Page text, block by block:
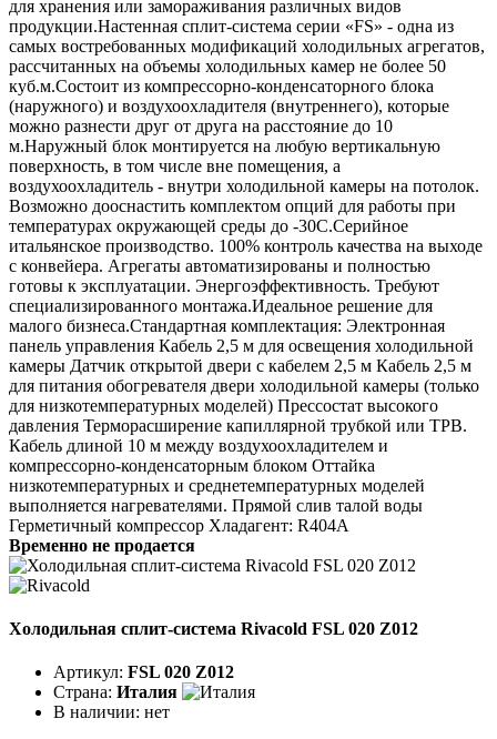
для хранения или замораживания различных видов
продукции.Настенная сплит-система серии «FS» - одна из
самых востребованных модификаций холодильных агрегатов,
рассчитанных на объемы холодильных камер не более 50
куб.м.Состоит из компрессорно-конденсаторного блока
(наружного) и воздухоохладителя (внутреннего), которые
можно разнести друг от друга на расстояние до 10
м.Наружный блок монтируется на любую вертикальную
поверхность, в том числе вне помещения, а
воздухоохладитель - внутри холодильной камеры на потолок.
Возможно дооснастить комплектом опций для работы при
температурах окружающей среды до -30С.Серийное
итальянское производство. 100% контроль качества на выходе
с конвейера. Агрегаты автоматизированы и полностью
готовы к эксплуатации. Энергоэффективность. Требуют
специализированного монтажа.Идеальное решение для
малого бизнеса.Стандартная комплектация: Электронная
панель управления Кабель 2,5 м для освещения холодильной
камеры Датчик открытой двери с кабелем 2,5 м Кабель 2,5 м
для питания обогревателя двери холодильной камеры (только
для низкотемпературных моделей) Прессостат высокого
давления Терморасширение капиллярной трубкой или ТРВ.
Кабель длиной 10 м между воздухоохладителем и
компрессорно-конденсаторным блоком Оттайка
низкотемпературных и среднетемпературных моделей
выполняется нагревателями. Прямой слив талой воды
Герметичный компрессор Хладагент: R404A
Временно не продается
Холодильная сплит-система Rivacold FSL 020 Z012
Артикул: FSL 020 Z012
Страна: Италия
В наличии: нет